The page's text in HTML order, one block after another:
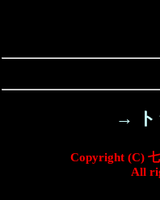
→ ト
Copyright (C)
All